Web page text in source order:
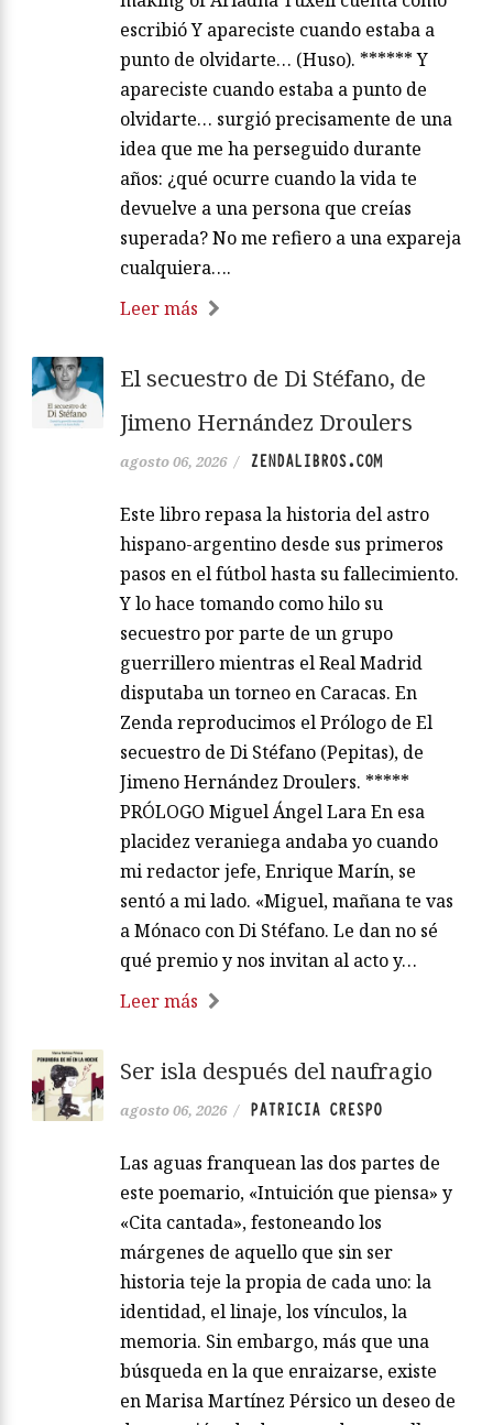
escribió Y apareciste cuando estaba a
punto de olvidarte… (Huso). ****** Y
apareciste cuando estaba a punto de
olvidarte… surgió precisamente de una
idea que me ha perseguido durante
años: ¿qué ocurre cuando la vida te
devuelve a una persona que creías
superada? No me refiero a una expareja
cualquiera….
Leer más
El secuestro de Di Stéfano, de
Jimeno Hernández Droulers
agosto 06, 2026 / ZENDALIBROS.COM
Este libro repasa la historia del astro
hispano-argentino desde sus primeros
pasos en el fútbol hasta su fallecimiento.
Y lo hace tomando como hilo su
secuestro por parte de un grupo
guerrillero mientras el Real Madrid
disputaba un torneo en Caracas. En
Zenda reproducimos el Prólogo de El
secuestro de Di Stéfano (Pepitas), de
Jimeno Hernández Droulers. *****
PRÓLOGO Miguel Ángel Lara En esa
placidez veraniega andaba yo cuando
mi redactor jefe, Enrique Marín, se
sentó a mi lado. «Miguel, mañana te vas
a Mónaco con Di Stéfano. Le dan no sé
qué premio y nos invitan al acto y…
Leer más
Ser isla después del naufragio
agosto 06, 2026 / PATRICIA CRESPO
Las aguas franquean las dos partes de
este poemario, «Intuición que piensa» y
«Cita cantada», festoneando los
márgenes de aquello que sin ser
historia teje la propia de cada uno: la
identidad, el linaje, los vínculos, la
memoria. Sin embargo, más que una
búsqueda en la que enraizarse, existe
en Marisa Martínez Pérsico un deseo de